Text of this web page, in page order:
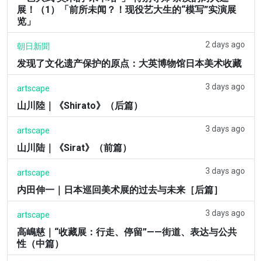
展！（1）「前所未闻？！现役艺大生的“模写”实演展
览」
朝日新聞 2 days ago
发现了文化遗产保护的原点：大英博物馆日本美术收藏
artscape 3 days ago
山川陸｜《Shirato》（后篇）
artscape 3 days ago
山川陆｜《Sirat》（前篇）
artscape 3 days ago
内田伸一｜日本巡回美术展的过去与未来［后篇］
artscape 3 days ago
高嶋慈｜“收藏展：行走、停留”——街道、表达与公共
性（中篇）